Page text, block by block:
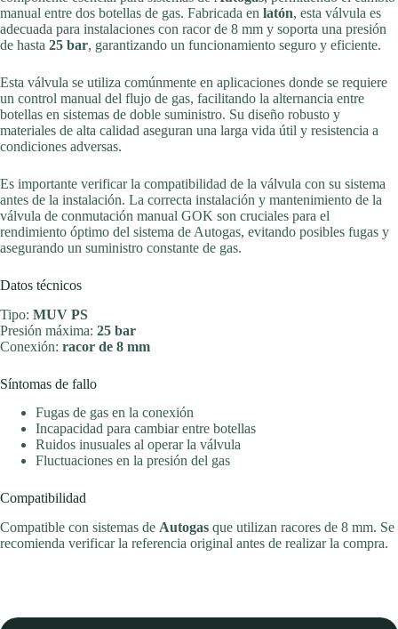
manual entre dos botellas de gas. Fabricada en latón, esta válvula es
adecuada para instalaciones con racor de 8 mm y soporta una presión
de hasta 25 bar, garantizando un funcionamiento seguro y eficiente.
Esta válvula se utiliza comúnmente en aplicaciones donde se requiere
un control manual del flujo de gas, facilitando la alternancia entre
botellas en sistemas de doble suministro. Su diseño robusto y
materiales de alta calidad aseguran una larga vida útil y resistencia a
condiciones adversas.
Es importante verificar la compatibilidad de la válvula con su sistema
antes de la instalación. La correcta instalación y mantenimiento de la
válvula de conmutación manual GOK son cruciales para el
rendimiento óptimo del sistema de Autogas, evitando posibles fugas y
asegurando un suministro constante de gas.
Datos técnicos
Tipo: MUV PS
Presión máxima: 25 bar
Conexión: racor de 8 mm
Síntomas de fallo
Fugas de gas en la conexión
Incapacidad para cambiar entre botellas
Ruidos inusuales al operar la válvula
Fluctuaciones en la presión del gas
Compatibilidad
Compatible con sistemas de Autogas que utilizan racores de 8 mm. Se
recomienda verificar la referencia original antes de realizar la compra.